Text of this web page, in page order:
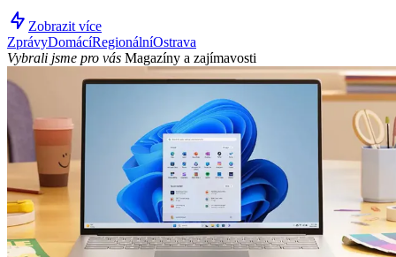
Zobrazit více
ZprávyDomácíRegionálníOstrava
Vybrali jsme pro vás Magazíny a zajímavosti